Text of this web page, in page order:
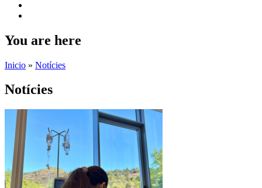
You are here
Inicio » Notícies
Notícies